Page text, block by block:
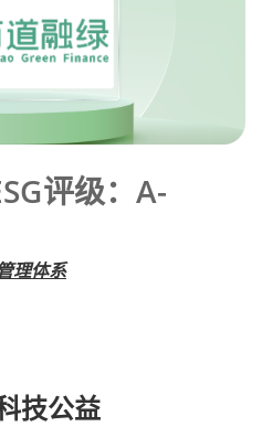
评级：A-
理体系
技公益